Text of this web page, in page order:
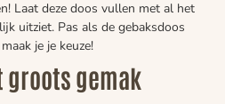
Laat deze doos vullen met al het
uitziet. Pas als de gebaksdoos
je je keuze!
groots gemak